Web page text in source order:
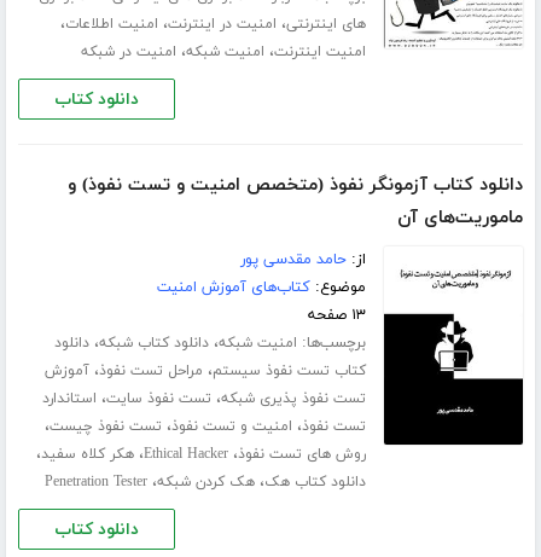
های اینترنتی، امنیت در اینترنت، امنیت اطلاعات،
امنیت اینترنت، امنیت شبکه، امنیت در شبکه
دانلود کتاب
دانلود کتاب آزمونگر نفوذ (متخصص امنیت و تست نفوذ) و
ماموریت‌های آن
از:حامد مقدسی پور
موضوع:کتاب‌های آموزش امنیت
۱۳ صفحه
برچسب‌ها: امنیت شبکه،دانلود کتاب شبکه،دانلود
کتاب تست نفوذ سیستم، مراحل تست نفوذ،آموزش
تست نفوذ پذیری شبکه، تست نفوذ سایت، استاندارد
تست نفوذ، امنیت و تست نفوذ، تست نفوذ چیست،
روش های تست نفوذ،Ethical Hacker،هکر کلاه سفید،
دانلود کتاب هک،هک کردن شبکه،Penetration Tester
دانلود کتاب